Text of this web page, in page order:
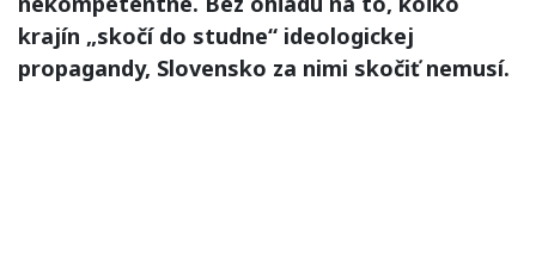
krajín „skočí do studne“ ideologickej
propagandy, Slovensko za nimi skočiť nemusí.